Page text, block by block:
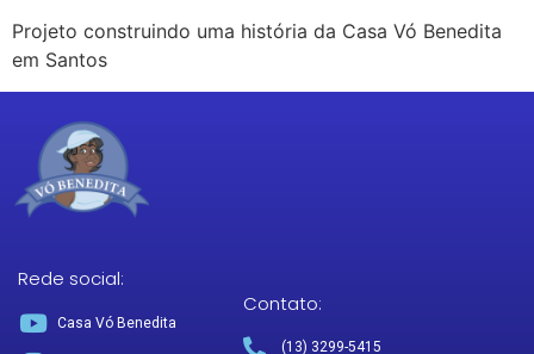
Projeto construindo uma história da Casa Vó Benedita
em Santos
Rede social:
Casa Vó Benedita
Contato:
(13) 3299-5415